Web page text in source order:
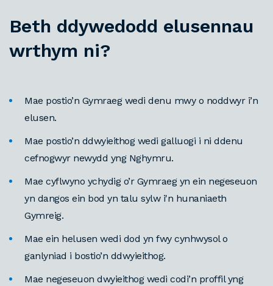
Beth ddywedodd elusennau
wrthym ni?
Mae postio’n Gymraeg wedi denu mwy o noddwyr i’n
elusen.
Mae postio’n ddwyieithog wedi galluogi i ni ddenu
cefnogwyr newydd yng Nghymru.
Mae cyflwyno ychydig o’r Gymraeg yn ein negeseuon
yn dangos ein bod yn talu sylw i'n hunaniaeth
Gymreig.
Mae ein helusen wedi dod yn fwy cynhwysol o
ganlyniad i bostio’n ddwyieithog.
Mae negeseuon dwyieithog wedi codi’n proffil yng